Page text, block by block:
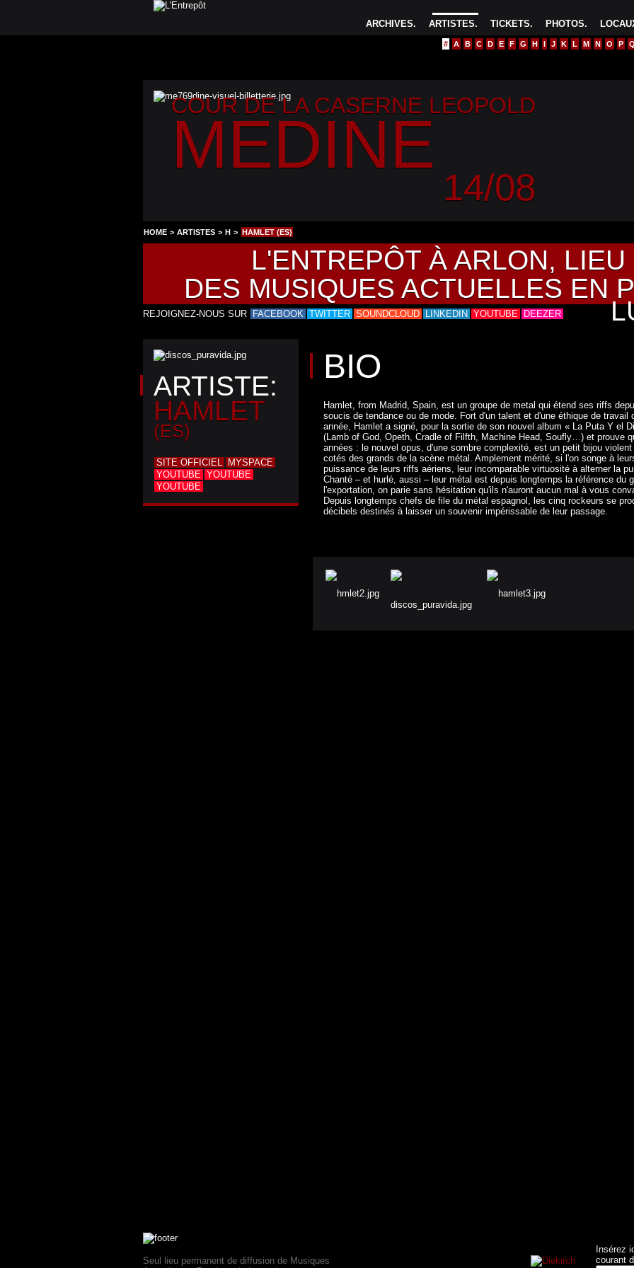
PHOTOS.
TICKETS.
ARTISTES.
ARCHIVES.
# A B C D E F G H I J K L M N O P
COUR DE LA CASERNE LEOPOLD
MEDINE
14/08
HOME > ARTISTES > H > HAMLET (ES)
L'ENTREPÔT À ARLON,
DES MUSIQUES ACTUELLES EN
REJOIGNEZ-NOUS SUR FACEBOOK TWITTER SOUNDCLOUD LINKEDIN YOUTUBE DEEZER
ARTISTE:
HAMLET
(ES)
SITE OFFICIEL
MYSPACE
YOUTUBE YOUTUBE
YOUTUBE
BIO
Hamlet, from Madrid, Spain, est un groupe de metal qui étend ses riffs
soucis de tendance ou de mode. Fort d'un talent et d'une éthique de travail
année, Hamlet a signé, pour la sortie de son nouvel album « La Puta Y el
(Lamb of God, Opeth, Cradle of Filfth, Machine Head, Soufly…) et prouve
années : le nouvel opus, d'une sombre complexité, est un petit bijou
cotés des grands de la scène métal. Amplement mérité, si l'on songe à
puissance de leurs riffs aériens, leur incomparable virtuosité à alterner la
Chanté – et hurlé, aussi – leur métal est depuis longtemps la référence du
l'exportation, on parie sans hésitation qu'ils n'auront aucun mal à vous
Depuis longtemps chefs de file du métal espagnol, les cinq rockeurs se
décibels destinés à laisser un souvenir impérissable de leur passage.
Insérez
courant
Seul lieu permanent de diffusion de Musiques